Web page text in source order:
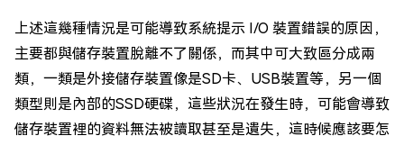
上述這幾種情況是可能導致系統提示 I/O 裝置錯誤的原因，
主要都與儲存裝置脫離不了關係，而其中可大致區分成兩
類，一類是外接儲存裝置像是SD卡、USB裝置等，另一個
類型則是內部的SSD硬碟，這些狀況在發生時，可能會導致
儲存裝置裡的資料無法被讀取甚至是遺失，這時候應該要怎